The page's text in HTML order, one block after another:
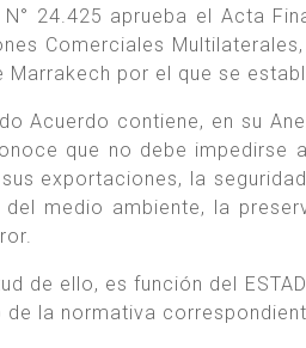
N° 24.425 aprueba el Acta
Comerciales
por el que se
Acuerdo contiene, en su
que no debe impedirse
exportaciones, la
medio ambiente, la
de ello, es función del
de la normativa